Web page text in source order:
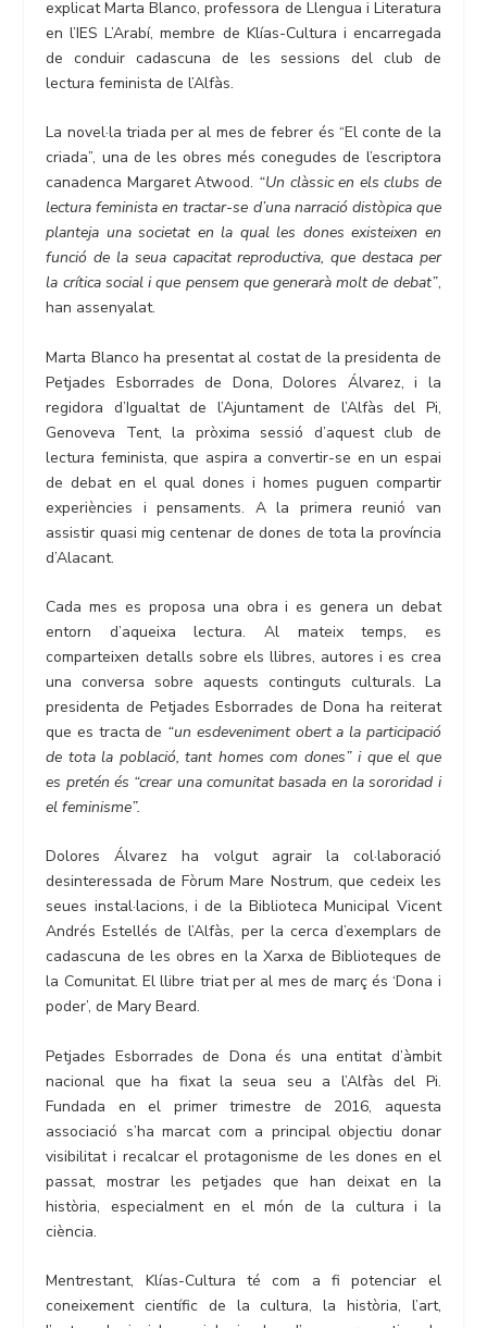
explicat Marta Blanco, professora de Llengua i Literatura
en l’IES L’Arabí, membre de Klías-Cultura i encarregada
de conduir cadascuna de les sessions del club de
lectura feminista de l’Alfàs.
La novel·la triada per al mes de febrer és “El conte de la
criada”, una de les obres més conegudes de l’escriptora
canadenca Margaret Atwood. “Un clàssic en els clubs de
lectura feminista en tractar-se d’una narració distòpica que
planteja una societat en la qual les dones existeixen en
funció de la seua capacitat reproductiva, que destaca per
la crítica social i que pensem que generarà molt de debat”,
han assenyalat.
Marta Blanco ha presentat al costat de la presidenta de
Petjades Esborrades de Dona, Dolores Álvarez, i la
regidora d’Igualtat de l’Ajuntament de l’Alfàs del Pi,
Genoveva Tent, la pròxima sessió d’aquest club de
lectura feminista, que aspira a convertir-se en un espai
de debat en el qual dones i homes puguen compartir
experiències i pensaments. A la primera reunió van
assistir quasi mig centenar de dones de tota la província
d’Alacant.
Cada mes es proposa una obra i es genera un debat
entorn d’aqueixa lectura. Al mateix temps, es
comparteixen detalls sobre els llibres, autores i es crea
una conversa sobre aquests continguts culturals. La
presidenta de Petjades Esborrades de Dona ha reiterat
que es tracta de “un esdeveniment obert a la participació
de tota la població, tant homes com dones” i que el que
es pretén és “crear una comunitat basada en la sororidad i
el feminisme”.
Dolores Álvarez ha volgut agrair la col·laboració
desinteressada de Fòrum Mare Nostrum, que cedeix les
seues instal·lacions, i de la Biblioteca Municipal Vicent
Andrés Estellés de l’Alfàs, per la cerca d’exemplars de
cadascuna de les obres en la Xarxa de Biblioteques de
la Comunitat. El llibre triat per al mes de març és ‘Dona i
poder’, de Mary Beard.
Petjades Esborrades de Dona és una entitat d’àmbit
nacional que ha fixat la seua seu a l’Alfàs del Pi.
Fundada en el primer trimestre de 2016, aquesta
associació s’ha marcat com a principal objectiu donar
visibilitat i recalcar el protagonisme de les dones en el
passat, mostrar les petjades que han deixat en la
història, especialment en el món de la cultura i la
ciència.
Mentrestant, Klías-Cultura té com a fi potenciar el
coneixement científic de la cultura, la història, l’art,